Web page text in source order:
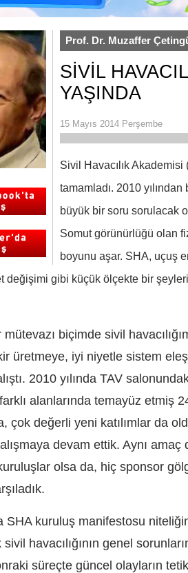
Prof. Dr. Muzaffer
SİVİL
YAŞINDA
15 Mayıs 2014 Perşembe
Sivil Havacılık Akademisi
tamamladı. 2010
büyük bir soru sorulacak
Somut görünürlüğü olan
boyunu aşar. SHA, uçuş
değişimi gibi küçük ölçekte bir
mütevazı biçimde sivil
üretmeye, iyi niyetle sistem
2010 yılında TAV
farklı alanlarında temayüz etmiş
çok değerli yeni katılımlar da
devam ettik. Aynı
olsa da, hiç sponsor
SHA kuruluş manifestosu
sivil havacılığının genel
süreçte güncel olayların